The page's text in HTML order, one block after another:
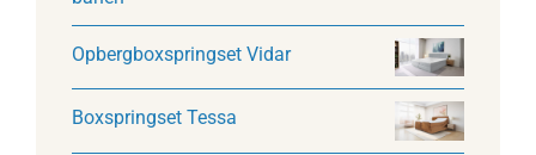
Opbergboxspringset Vidar
Boxspringset Tessa